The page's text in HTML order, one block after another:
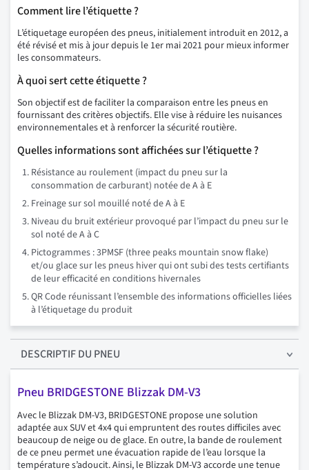
Comment lire l’étiquette ?
L’étiquetage européen des pneus, initialement introduit en 2012, a
été révisé et mis à jour depuis le 1er mai 2021 pour mieux informer
les consommateurs.
À quoi sert cette étiquette ?
Son objectif est de faciliter la comparaison entre les pneus en
fournissant des critères objectifs. Elle vise à réduire les nuisances
environnementales et à renforcer la sécurité routière.
Quelles informations sont affichées sur l’étiquette ?
Résistance au roulement (impact du pneu sur la
consommation de carburant) notée de A à E
Freinage sur sol mouillé noté de A à E
Niveau du bruit extérieur provoqué par l’impact du pneu sur le
sol noté de A à C
Pictogrammes : 3PMSF (three peaks mountain snow flake)
et/ou glace sur les pneus hiver qui ont subi des tests certifiants
de leur efficacité en conditions hivernales
QR Code réunissant l’ensemble des informations officielles liées
à l’étiquetage du produit
DESCRIPTIFDU PNEU
Pneu BRIDGESTONE Blizzak DM-V3
Avec le Blizzak DM-V3, BRIDGESTONE propose une solution
adaptée aux SUV et 4x4 qui empruntent des routes difficiles avec
beaucoup de neige ou de glace. En outre, la bande de roulement
de ce pneu permet une évacuation rapide de l’eau lorsque la
température s’adoucit. Ainsi, le Blizzak DM-V3 accorde une tenue